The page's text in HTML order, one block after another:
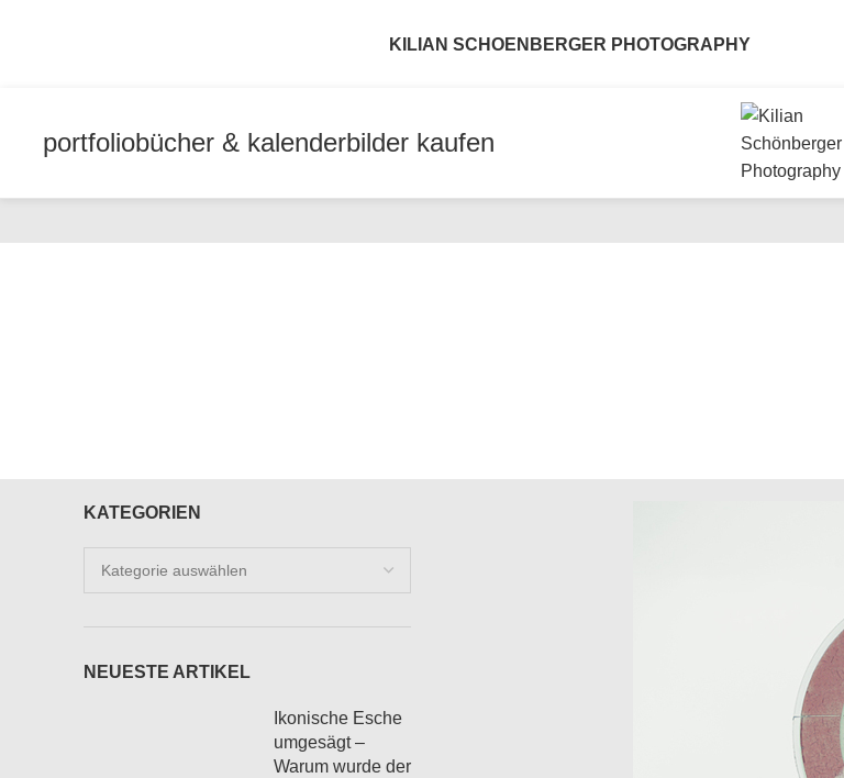
KILIAN SCHOENBERGER PHOTOGRAPHY
portfoliobücher & kalenderbilder kaufen
KATEGORIEN
Kategorien
NEUESTE ARTIKEL
Ikonische Esche
umgesägt –
Warum wurde der